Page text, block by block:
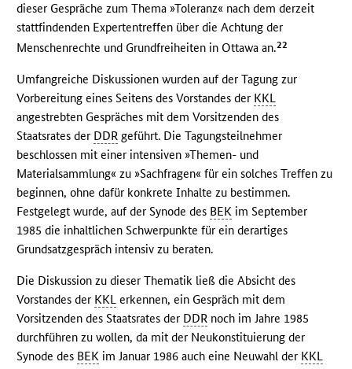
dieser Gespräche zum Thema »Toleranz« nach dem derzeit
stattfindenden Expertentreffen über die Achtung der
Menschenrechte und Grundfreiheiten in Ottawa an.22
Umfangreiche Diskussionen wurden auf der Tagung zur
Vorbereitung eines Seitens des Vorstandes der KKL
angestrebten Gespräches mit dem Vorsitzenden des
Staatsrates der DDR geführt. Die Tagungsteilnehmer
beschlossen mit einer intensiven »Themen- und
Materialsammlung« zu »Sachfragen« für ein solches Treffen zu
beginnen, ohne dafür konkrete Inhalte zu bestimmen.
Festgelegt wurde, auf der Synode des BEK im September
1985 die inhaltlichen Schwerpunkte für ein derartiges
Grundsatzgespräch intensiv zu beraten.
Die Diskussion zu dieser Thematik ließ die Absicht des
Vorstandes der KKL erkennen, ein Gespräch mit dem
Vorsitzenden des Staatsrates der DDR noch im Jahre 1985
durchführen zu wollen, da mit der Neukonstituierung der
Synode des BEK im Januar 1986 auch eine Neuwahl der KKL